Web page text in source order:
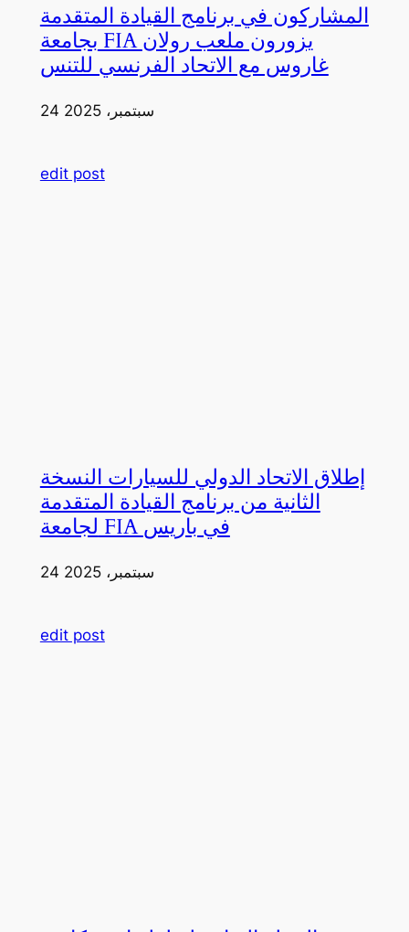
المشاركون في برنامج القيادة المتقدمة
بجامعة FIA يزورون ملعب رولان
غاروس مع الاتحاد الفرنسي للتنس
24 سبتمبر، 2025
edit post
إطلاق الاتحاد الدولي للسيارات النسخة
الثانية من برنامج القيادة المتقدمة
لجامعة FIA في باريس
24 سبتمبر، 2025
edit post